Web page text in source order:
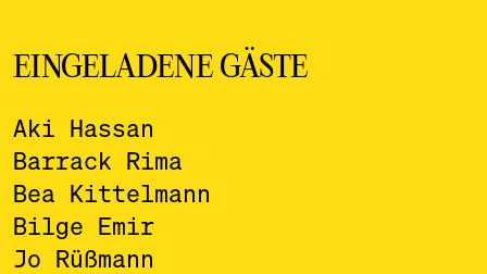
EINGELADENE GÄSTE
Aki Hassan
Barrack Rima
Bea Kittelmann
Bilge Emir
Jo Rüßmann